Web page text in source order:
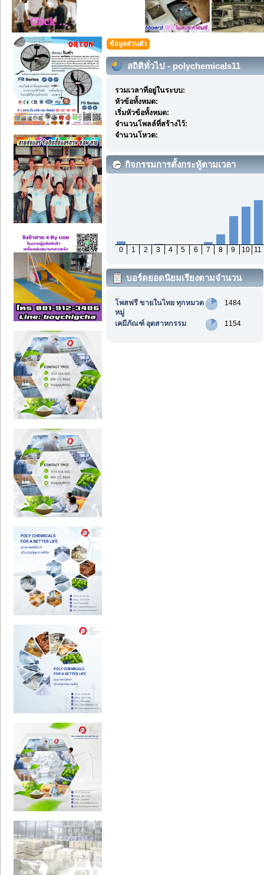
ข้อมูลส่วนตัว
สถิติทั่วไป - polychemicals11
รวมเวลาที่อยู่ในระบบ:
หัวข้อทั้งหมด:
เริ่มหัวข้อทั้งหมด:
จำนวนโพลล์ที่สร้างไว้:
จำนวนโหวต:
กิจกรรมการตั้งกระทู้ตามเวลา
0 1 2 3 4 5 6 7 8 9 10 11
บอร์ดยอดนิยมเรียงตามจำนวน
กระทู้
โพสฟรี ขายในไทย ทุกหมวด
หมู่
1484
เคมีภัณฑ์ อุตสาหกรรม 1154